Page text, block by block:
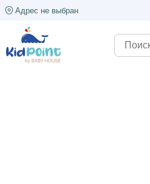
Адрес не выбран